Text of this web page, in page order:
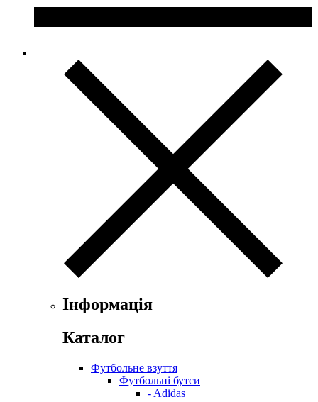
Інформація
Каталог
Футбольне взуття
Футбольні бутси
- Adidas